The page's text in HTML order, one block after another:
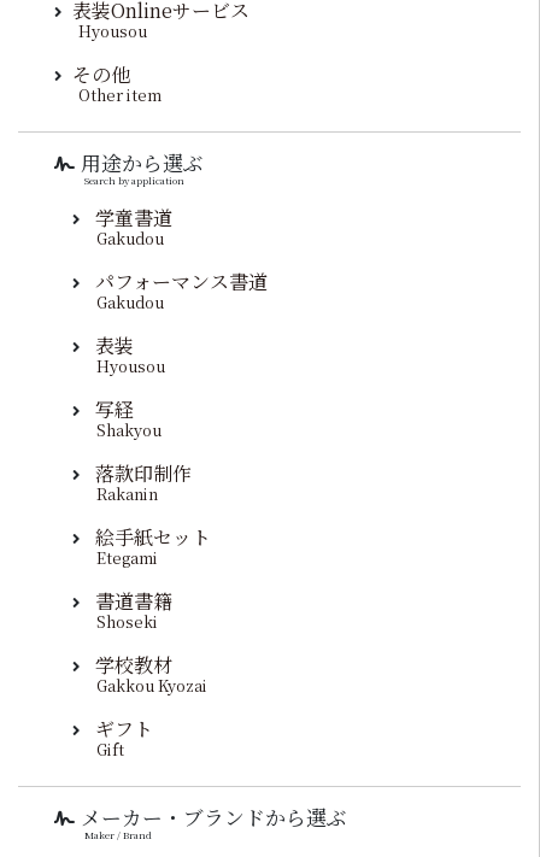
表装Onlineサービス
Hyousou
その他
Other item
用途から選ぶ
Search by application
学童書道
Gakudou
パフォーマンス書道
Gakudou
表装
Hyousou
写経
Shakyou
落款印制作
Rakanin
絵手紙セット
Etegami
書道書籍
Shoseki
学校教材
Gakkou Kyozai
ギフト
Gift
メーカー・ブランドから選ぶ
Maker / Brand